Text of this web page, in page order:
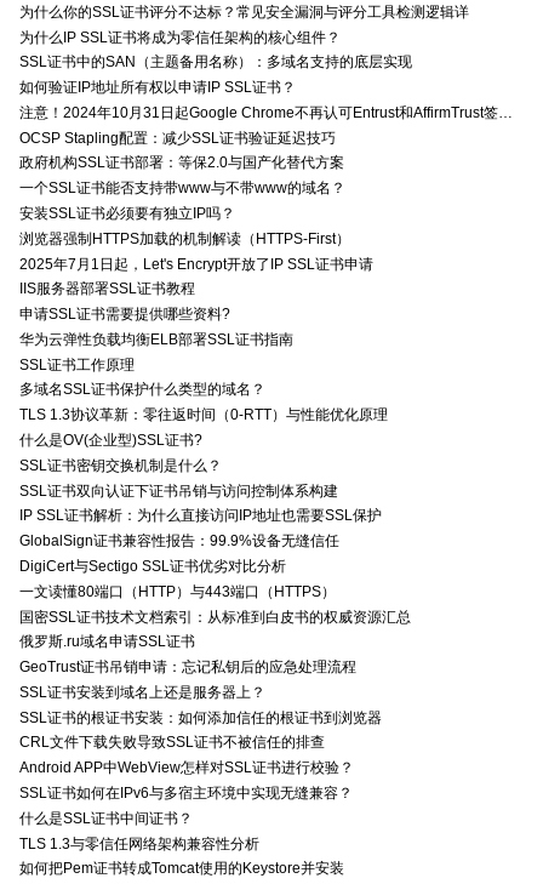
为什么你的SSL证书评分不达标？常见安全漏洞与评分工具检测逻辑详
为什么IP SSL证书将成为零信任架构的核心组件？
SSL证书中的SAN（主题备用名称）：多域名支持的底层实现
如何验证IP地址所有权以申请IP SSL证书？
注意！2024年10月31日起Google Chrome不再认可Entrust和AffirmTrust签发的TLS证书
OCSP Stapling配置：减少SSL证书验证延迟技巧
政府机构SSL证书部署：等保2.0与国产化替代方案
一个SSL证书能否支持带www与不带www的域名？
安装SSL证书必须要有独立IP吗？
浏览器强制HTTPS加载的机制解读（HTTPS-First）
2025年7月1日起，Let's Encrypt开放了IP SSL证书申请
IIS服务器部署SSL证书教程
申请SSL证书需要提供哪些资料?
华为云弹性负载均衡ELB部署SSL证书指南
SSL证书工作原理
多域名SSL证书保护什么类型的域名？
TLS 1.3协议革新：零往返时间（0-RTT）与性能优化原理
什么是OV(企业型)SSL证书?
SSL证书密钥交换机制是什么？
SSL证书双向认证下证书吊销与访问控制体系构建
IP SSL证书解析：为什么直接访问IP地址也需要SSL保护
GlobalSign证书兼容性报告：99.9%设备无缝信任
DigiCert与Sectigo SSL证书优劣对比分析
一文读懂80端口（HTTP）与443端口（HTTPS）
国密SSL证书技术文档索引：从标准到白皮书的权威资源汇总
俄罗斯.ru域名申请SSL证书
GeoTrust证书吊销申请：忘记私钥后的应急处理流程
SSL证书安装到域名上还是服务器上？
SSL证书的根证书安装：如何添加信任的根证书到浏览器
CRL文件下载失败导致SSL证书不被信任的排查
Android APP中WebView怎样对SSL证书进行校验？
SSL证书如何在IPv6与多宿主环境中实现无缝兼容？
什么是SSL证书中间证书？
TLS 1.3与零信任网络架构兼容性分析
如何把Pem证书转成Tomcat使用的Keystore并安装